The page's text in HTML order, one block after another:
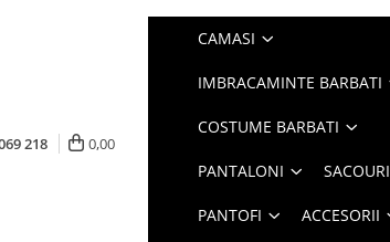
218 0,00
CAMASI
IMBRACAMINTE BARBATI
COSTUME BARBATI
PANTALONI SACOURI
PANTOFI ACCESORII